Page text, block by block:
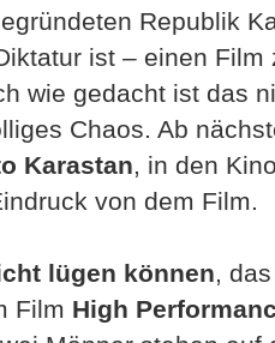
Republik
ist – einen Film
wie gedacht ist das
Chaos. Ab
Karastan, in den
von dem Film.
lügen können,
Film High